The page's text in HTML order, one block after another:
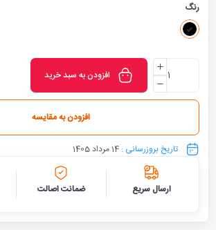
رنگ
افزودن به سبد خرید
افزودن به مقایسه
تاریخ بروزرسانی : 14 مرداد 1405
ارسال سریع ضمانت اصالت